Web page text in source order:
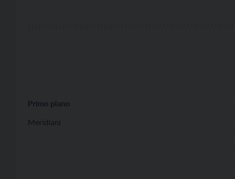
Primo piano
Meridiani